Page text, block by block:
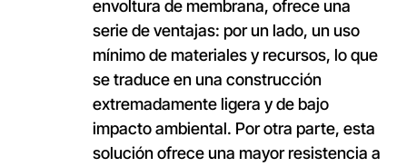
envoltura de membrana, ofrece una
serie de ventajas: por un lado, un uso
mínimo de materiales y recursos, lo que
se traduce en una construcción
extremadamente ligera y de bajo
impacto ambiental. Por otra parte, esta
solución ofrece una mayor resistencia a